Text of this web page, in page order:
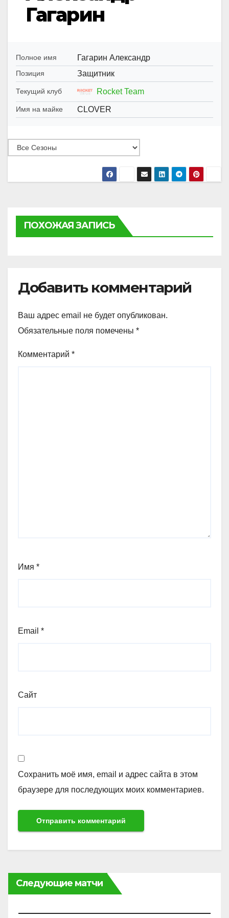
Гагарин
Полное имя Гагарин Александр
Позиция Защитник
Текущий клуб Rocket Team
Имя на майке CLOVER
ПОХОЖАЯ ЗАПИСЬ
Добавить комментарий
Ваш адрес email не будет опубликован.
Обязательные поля помечены *
Комментарий *
Имя *
Email *
Сайт
Сохранить моё имя, email и адрес сайта в этом
браузере для последующих моих комментариев.
Следующие матчи